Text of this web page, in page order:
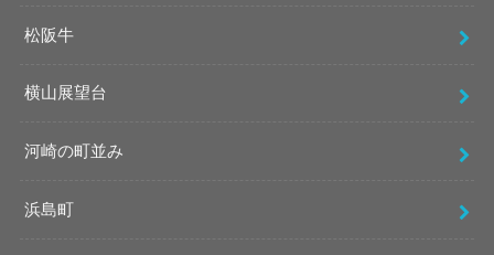
松阪牛
横山展望台
河崎の町並み
浜島町